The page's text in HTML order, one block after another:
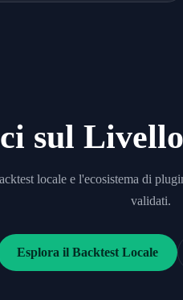
sul
locale e l'ecosistema di
validati.
Esplora il Backtest Locale